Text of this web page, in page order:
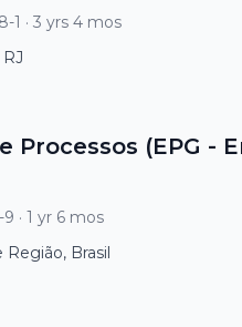
1 · 3 yrs 4 mos
Processos (EPG -
9 · 1 yr 6 mos
Região, Brasil